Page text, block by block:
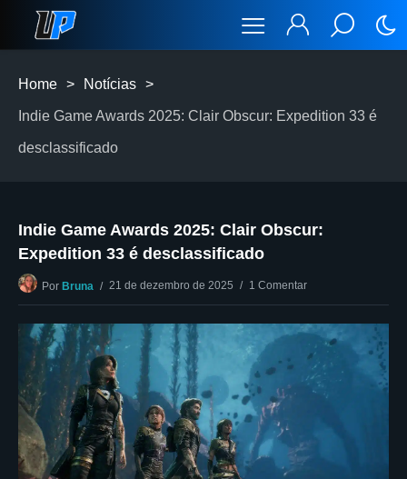
Home > Notícias >
Indie Game Awards 2025: Clair Obscur: Expedition 33 é
desclassificado
Indie Game Awards 2025: Clair Obscur:
Expedition 33 é desclassificado
Por Bruna 21 de dezembro de 2025 1 Comentar